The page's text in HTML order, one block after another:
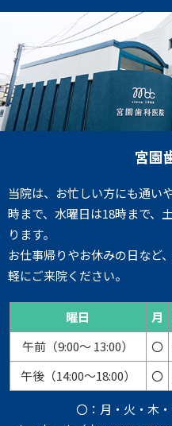
宮園
当院は、お忙しい方にも通い
時まで、水曜日は18時まで、
ります。
お仕事帰りやお休みの日など
軽にご来院ください。
曜日 月
午前（9:00～ 13:00）
〇
午後（14:00～18:00）
〇
〇：月・火・木・